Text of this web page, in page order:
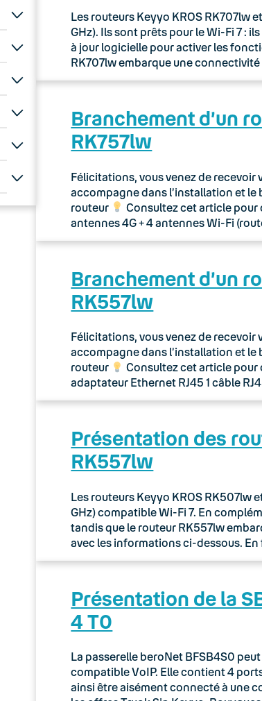
Les routeurs Keyyo KROS RK707lw
GHz). Ils sont prêts pour le Wi-Fi 7 :
à jour logicielle pour activer les
RK707lw embarque une
Branchement d’un
RK757lw
Félicitations, vous venez de recevoir
accompagne dans l’installation et
routeur
Consultez cet article pour
antennes 4G + 4 antennes Wi-Fi
Branchement d’un
RK557lw
Félicitations, vous venez de recevoir
accompagne dans l’installation et
routeur
Consultez cet article pour
adaptateur Ethernet RJ45 1 câble
Présentation des
RK557lw
Les routeurs Keyyo KROS RK507lw
GHz) compatible Wi-Fi 7. En
tandis que le routeur RK557lw
avec les informations ci-dessous.
Présentation de la
4 T0
La passerelle beroNet BFSB4S0
compatible VoIP. Elle contient 4
ainsi être aisément connecté à une